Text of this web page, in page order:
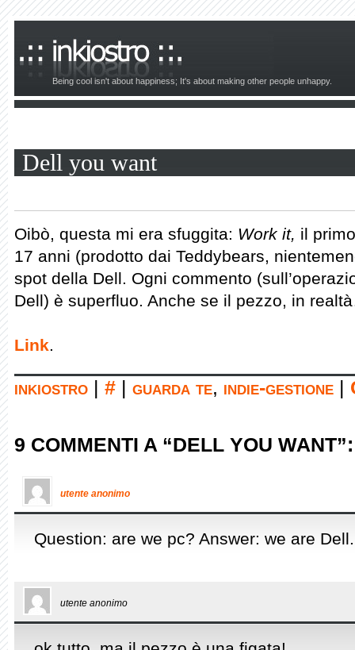
Being cool isn't about happiness; It's about making other people unhappy.
Dell you want
Oibò, questa mi era sfuggita: Work it, il
17 anni (prodotto dai Teddybears,
spot della Dell. Ogni commento
Dell) è superfluo. Anche se il pezzo, in
Link.
inkiostro # guarda te, indie-gestione
9 COMMENTI A “DELL YOU WANT”:
utente anonimo
Question: are we pc? Answer: we are Dell.
utente anonimo